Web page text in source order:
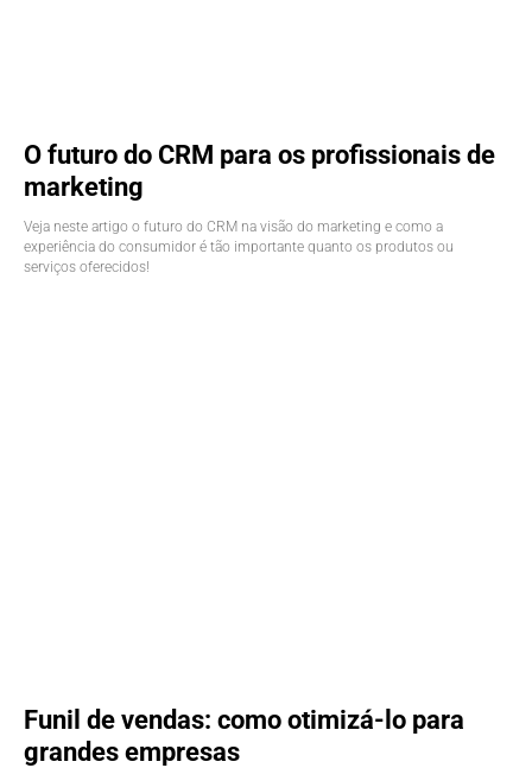
O futuro do CRM para os profissionais de
marketing
Veja neste artigo o futuro do CRM na visão do marketing e como a
experiência do consumidor é tão importante quanto os produtos ou
serviços oferecidos!
Funil de vendas: como otimizá-lo para
grandes empresas